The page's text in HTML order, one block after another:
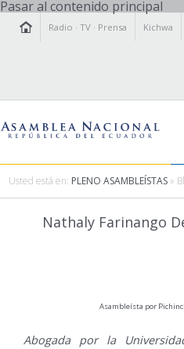
Pasar al contenido principal
Radio ·TV · Prensa Kichwa
Usted está en: PLENO ASAMBLEÍSTAS »
Nathaly Farinango
Asambleísta por
Abogada por la